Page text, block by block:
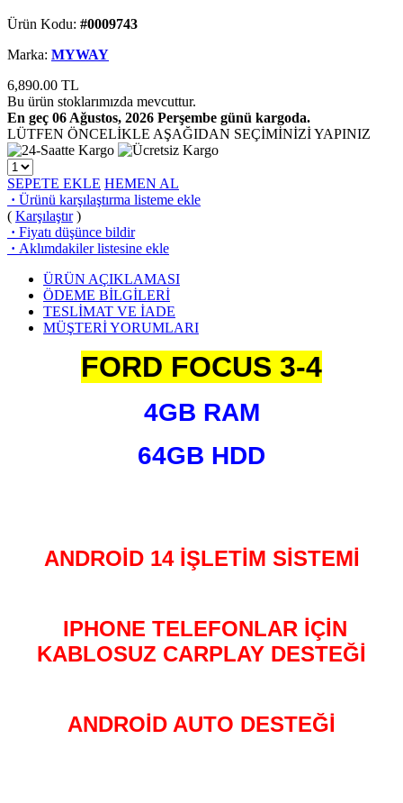
Ürün Kodu: #0009743
Marka: MYWAY
6,890.00 TL
Bu ürün stoklarımızda mevcuttur.
En geç 06 Ağustos, 2026 Perşembe günü kargoda.
LÜTFEN ÖNCELİKLE AŞAĞIDAN SEÇİMİNİZİ YAPINIZ
SEPETE EKLE HEMEN AL
· Ürünü karşılaştırma listeme ekle
( Karşılaştır)
· Fiyatı düşünce bildir
· Aklımdakiler listesine ekle
ÜRÜN AÇIKLAMASI
ÖDEME BİLGİLERİ
TESLİMAT VE İADE
MÜŞTERİ YORUMLARI
FORD FOCUS 3-4
4GB RAM
64GB HDD
ANDROİD 14 İŞLETİM SİSTEMİ
IPHONE TELEFONLAR İÇİN
KABLOSUZ CARPLAY DESTEĞİ
ANDROİD AUTO DESTEĞİ